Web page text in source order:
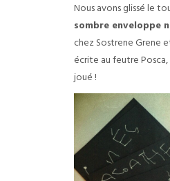
Nous avons glissé le
sombre enveloppe
chez Sostrene Grene
écrite au feutre
joué !